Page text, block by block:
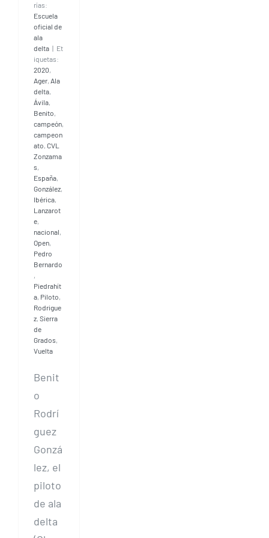
rías:
Escuela
oficial de
ala
delta | Et
iquetas:
2020,
Ager, Ala
delta,
Ávila,
Benito,
campeón,
campeon
ato, CVL
Zonzama
s,
España,
González,
Ibérica,
Lanzarot
e,
nacional,
Open,
Pedro
Bernardo
,
Piedrahít
a, Piloto,
Rodrigue
z, Sierra
de
Grados,
Vuelta
Benit
o
Rodrí
guez
Gonzá
lez, el
piloto
de ala
delta